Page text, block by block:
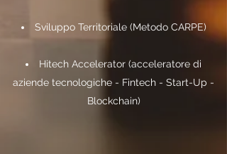
Sviluppo Territoriale (Metodo CARPE)
Hitech Accelerator (acceleratore di
aziende tecnologiche - Fintech - Start-Up -
Blockchain)